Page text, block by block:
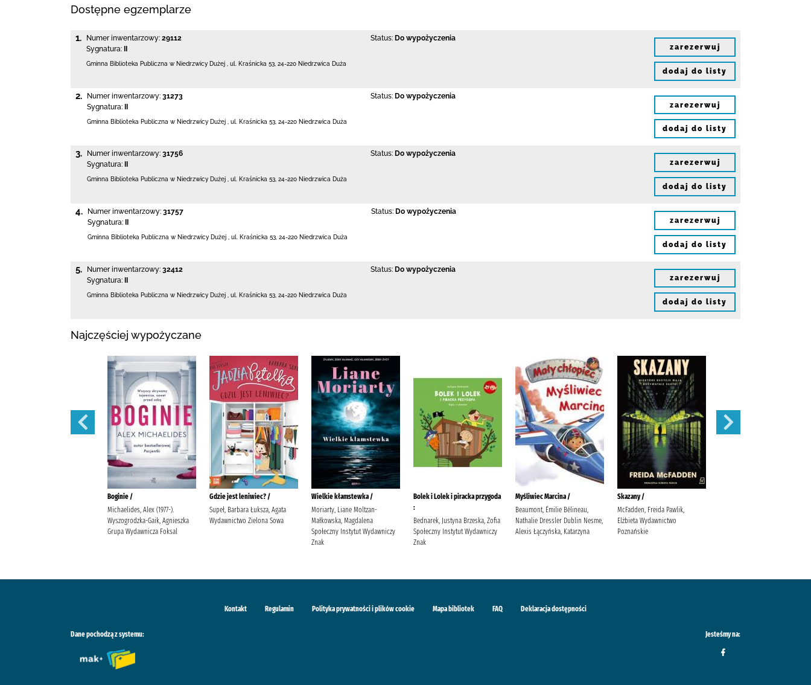
Dostępne egzemplarze
1. Numer inwentarzowy: 29112
Sygnatura:
Status: Do wypożyczenia
Gminna Biblioteka Publiczna w Niedrzwicy Dużej ul. Kraśnicka 53 24-220 Niedrzwica Duża
zarezerwuj
dodaj do listy
2. Numer inwentarzowy: 31273
Sygnatura: II
Status: Do wypożyczenia
Gminna Biblioteka Publiczna w Niedrzwicy Dużej ul. Kraśnicka 53 24-220 Niedrzwica Duża
zarezerwuj
dodaj do listy
3. Numer inwentarzowy: 31756
Sygnatura:
Status: Do wypożyczenia
Gminna Biblioteka Publiczna w Niedrzwicy Dużej , ul. Kraśnicka 53, 24-220 Niedrzwica Duża
zarezerwuj
dodaj do listy
4. Numer inwentarzowy: 31757
Sygnatura: II
Status: Do wypożyczenia
Gminna Biblioteka Publiczna w Niedrzwicy Dużej ul. Kraśnicka 53 24-220 Niedrzwica Duża
zarezerwuj
dodaj do listy
5. Numer inwentarzowy: 32412
Sygnatura: II
Status: Do wypożyczenia
Gminna Biblioteka Publiczna w Niedrzwicy Dużej ul. Kraśnicka 53 24-220 Niedrzwica Duża
zarezerwuj
dodaj do listy
Najczęściej wypożyczane
Boginie /
Michaelides, Alex (1977-).
Wyszogrodzka-Gaik, Agnieszka
Grupa Wydawnicza Foksal
Gdzie jest leniwiec? /
Supeł, Barbara Łuksza, Agata
Wydawnictwo Zielona Sowa
Wielkie kłamstewka /
Moriarty, Liane Moltzan-
Małkowska, Magdalena
Społeczny Instytut Wydawniczy
Znak
Bolek i Lolek i piracka przygoda
:
Bednarek, Justyna Brzeska, Zofia
Społeczny Instytut Wydawniczy
Znak
Myśliwiec Marcina /
Beaumont, Émilie Bélineau,
Nathalie Dressler Dublin Nesme,
Alexis Łączyńska, Katarzyna
Skazany /
McFadden, Freida Pawlik,
Elżbieta Wydawnictwo
Poznańskie
Kontakt Regulamin Polityka prywatności i plików cookie Mapa bibliotek FAQ Deklaracja dostępności
Dane pochodzą z systemu: Jesteśmy na: